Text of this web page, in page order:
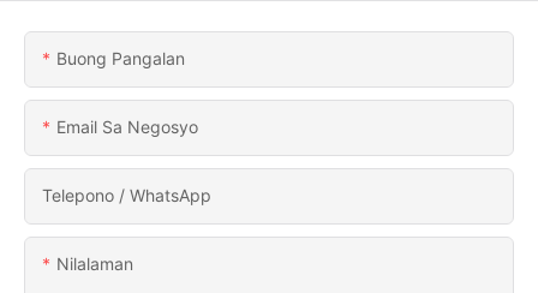
Buong Pangalan
Email Sa Negosyo
Telepono / WhatsApp
Nilalaman